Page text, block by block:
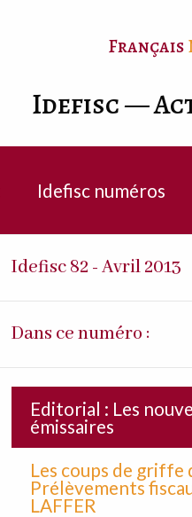
Français
Idefisc —
Idefisc numéros
Idefisc 82 - Avril 2013
Dans ce numéro :
Editorial : Les
émissaires
Les coups de griffe
Prélèvements
LAFFER